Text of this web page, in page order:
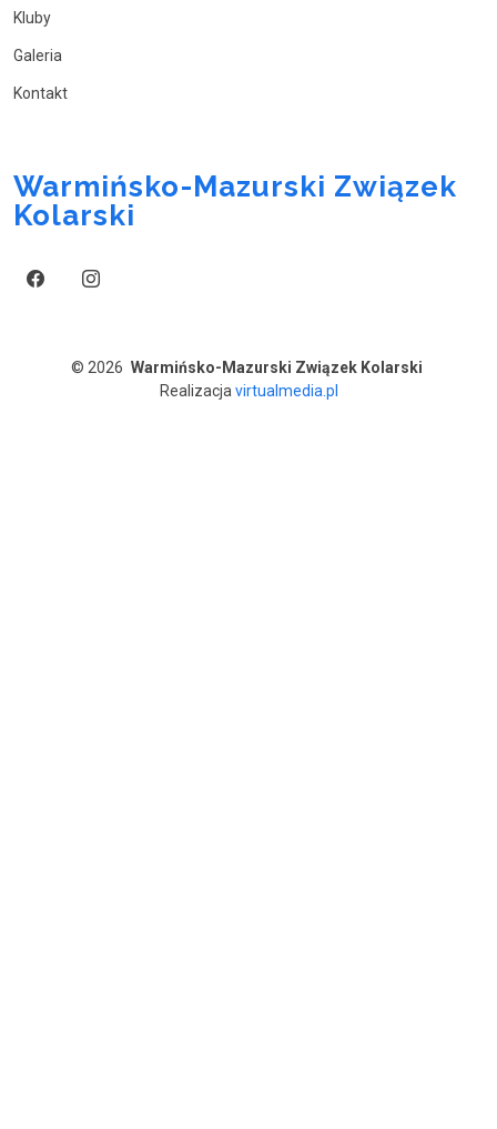
Kluby
Galeria
Kontakt
Warmińsko-Mazurski Związek
Kolarski
© 2026 Warmińsko-Mazurski Związek Kolarski
Realizacja virtualmedia.pl